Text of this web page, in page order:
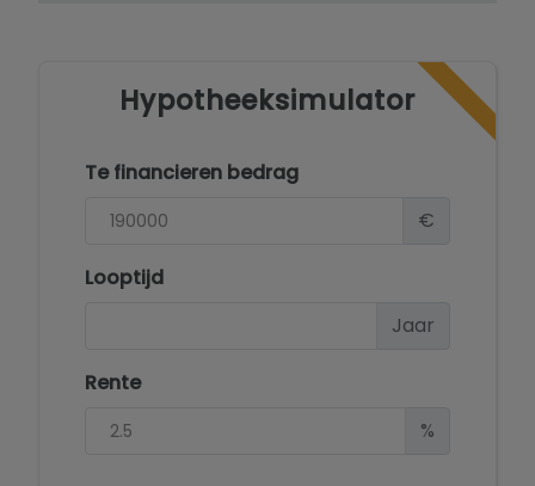
Hypotheeksimulator
Te financieren bedrag
€
Looptijd
Jaar
Rente
%